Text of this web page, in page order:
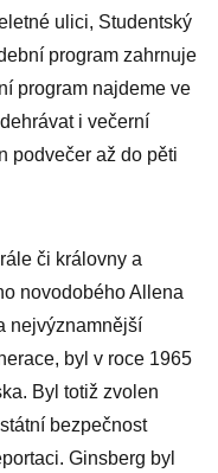
ulici, Studentský
program zahrnuje
program najdeme ve
i večerní
podvečer až do pěti
či královny a
novodobého Allena
nejvýznamnější
byl v roce 1965
Byl totiž zvolen
bezpečnost
Ginsberg byl